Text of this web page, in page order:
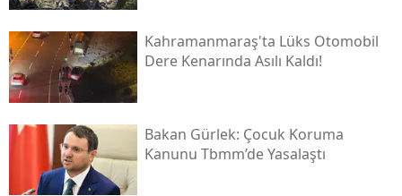
Kahramanmaraş'ta Lüks Otomobil
Dere Kenarında Asılı Kaldı!
Bakan Gürlek: Çocuk Koruma
Kanunu Tbmm’de Yasalaştı